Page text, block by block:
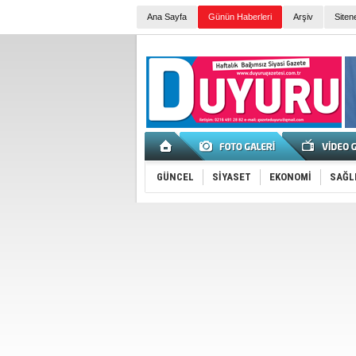
Ana Sayfa Günün Haberleri Arşiv
GÜNCEL SİYASET EKONOMİ